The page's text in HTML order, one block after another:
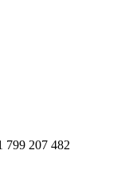
799 207 482